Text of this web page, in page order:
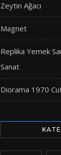
Zeytin Ağacı
Magnet
Replika Yemek
Sanat
Diorama 1970